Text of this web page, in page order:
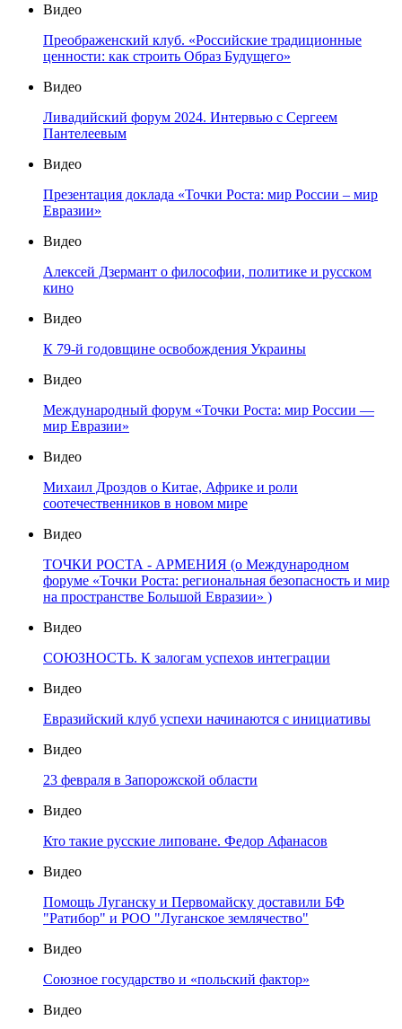
Видео
Преображенский клуб. «Российские традиционные
ценности: как строить Образ Будущего»
Видео
Ливадийский форум 2024. Интервью с Сергеем
Пантелеевым
Видео
Презентация доклада «Точки Роста: мир России – мир
Евразии»
Видео
Алексей Дзермант о философии, политике и русском
кино
Видео
К 79-й годовщине освобождения Украины
Видео
Международный форум «Точки Роста: мир России —
мир Евразии»
Видео
Михаил Дроздов о Китае, Африке и роли
соотечественников в новом мире
Видео
ТОЧКИ РОСТА - АРМЕНИЯ (о Международном
форуме «Точки Роста: региональная безопасность и мир
на пространстве Большой Евразии» )
Видео
СОЮЗНОСТЬ. К залогам успехов интеграции
Видео
Евразийский клуб успехи начинаются с инициативы
Видео
23 февраля в Запорожской области
Видео
Кто такие русские липоване. Федор Афанасов
Видео
Помощь Луганску и Первомайску доставили БФ
"Ратибор" и РОО "Луганское землячество"
Видео
Союзное государство и «польский фактор»
Видео